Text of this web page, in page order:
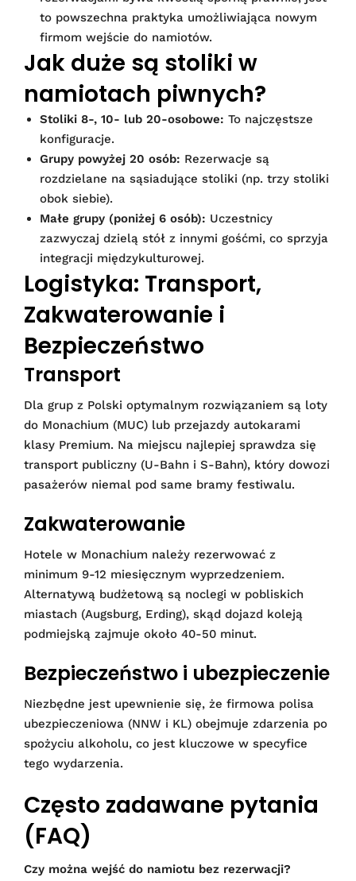
to powszechna praktyka umożliwiająca nowym
firmom wejście do namiotów.
Jak duże są stoliki w
namiotach piwnych?
Stoliki 8-, 10- lub 20-osobowe: To najczęstsze
konfiguracje.
Grupy powyżej 20 osób: Rezerwacje są
rozdzielane na sąsiadujące stoliki (np. trzy stoliki
obok siebie).
Małe grupy (poniżej 6 osób): Uczestnicy
zazwyczaj dzielą stół z innymi gośćmi, co sprzyja
integracji międzykulturowej.
Logistyka: Transport,
Zakwaterowanie i
Bezpieczeństwo
Transport
Dla grup z Polski optymalnym rozwiązaniem są loty
do Monachium (MUC) lub przejazdy autokarami
klasy Premium. Na miejscu najlepiej sprawdza się
transport publiczny (U-Bahn i S-Bahn), który dowozi
pasażerów niemal pod same bramy festiwalu.
Zakwaterowanie
Hotele w Monachium należy rezerwować z
minimum 9-12 miesięcznym wyprzedzeniem.
Alternatywą budżetową są noclegi w pobliskich
miastach (Augsburg, Erding), skąd dojazd koleją
podmiejską zajmuje około 40-50 minut.
Bezpieczeństwo i ubezpieczenie
Niezbędne jest upewnienie się, że firmowa polisa
ubezpieczeniowa (NNW i KL) obejmuje zdarzenia po
spożyciu alkoholu, co jest kluczowe w specyfice
tego wydarzenia.
Często zadawane pytania
(FAQ)
Czy można wejść do namiotu bez rezerwacji?